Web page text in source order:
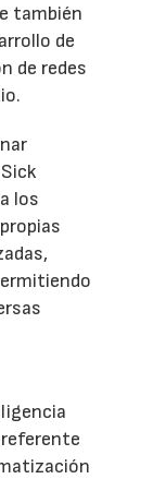
también
de
de redes
los